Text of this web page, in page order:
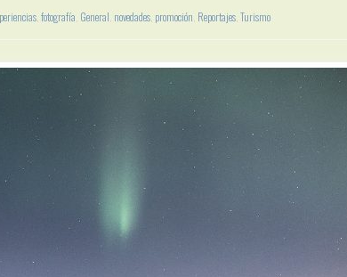
, fotografía General novedades, promoción Reportajes, Turismo